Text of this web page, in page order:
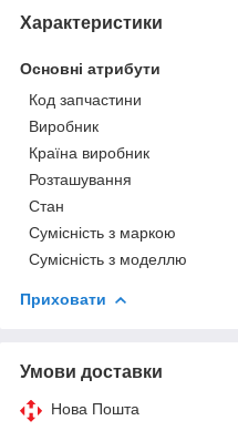
Характеристики
Основні атрибути
Код запчастини
Виробник
Країна виробник
Розташування
Стан
Сумісність з маркою
Сумісність з моделлю
Приховати
Умови доставки
Нова Пошта